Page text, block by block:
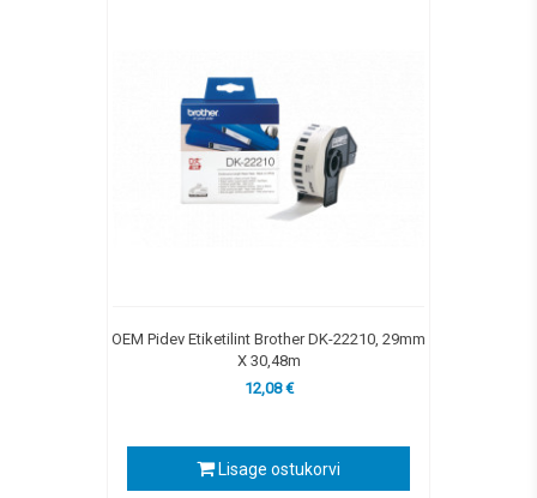
OEM Pidev Etiketilint Brother DK-22210, 29mm
X 30,48m
12,08 €
Lisage ostukorvi